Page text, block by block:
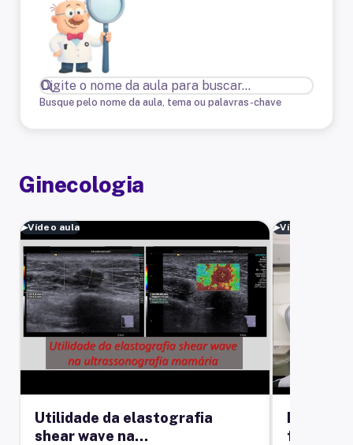
Busque pelo nome da aula, tema ou palavras-chave
Ginecologia
▶Vídeo aula
Utilidade da elastografia
shear wave na
▶Vídeo aula